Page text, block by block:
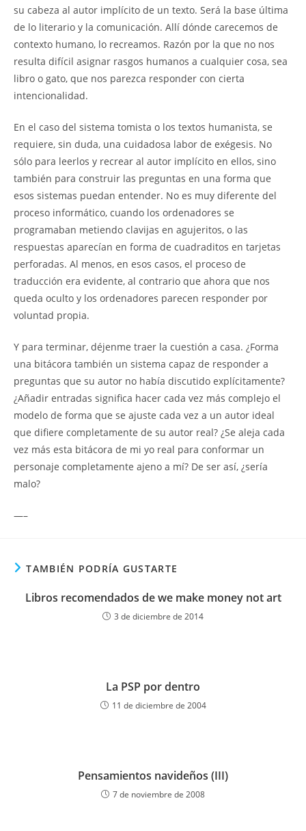
su cabeza al autor implícito de un texto. Será la base última
de lo literario y la comunicación. Allí dónde carecemos de
contexto humano, lo recreamos. Razón por la que no nos
resulta difícil asignar rasgos humanos a cualquier cosa, sea
libro o gato, que nos parezca responder con cierta
intencionalidad.
En el caso del sistema tomista o los textos humanista, se
requiere, sin duda, una cuidadosa labor de exégesis. No
sólo para leerlos y recrear al autor implícito en ellos, sino
también para construir las preguntas en una forma que
esos sistemas puedan entender. No es muy diferente del
proceso informático, cuando los ordenadores se
programaban metiendo clavijas en agujeritos, o las
respuestas aparecían en forma de cuadraditos en tarjetas
perforadas. Al menos, en esos casos, el proceso de
traducción era evidente, al contrario que ahora que nos
queda oculto y los ordenadores parecen responder por
voluntad propia.
Y para terminar, déjenme traer la cuestión a casa. ¿Forma
una bitácora también un sistema capaz de responder a
preguntas que su autor no había discutido explícitamente?
¿Añadir entradas significa hacer cada vez más complejo el
modelo de forma que se ajuste cada vez a un autor ideal
que difiere completamente de su autor real? ¿Se aleja cada
vez más esta bitácora de mi yo real para conformar un
personaje completamente ajeno a mí? De ser así, ¿sería
malo?
—–
TAMBIÉN PODRÍA GUSTARTE
Libros recomendados de we make money not art
3 de diciembre de 2014
La PSP por dentro
11 de diciembre de 2004
Pensamientos navideños (III)
7 de noviembre de 2008